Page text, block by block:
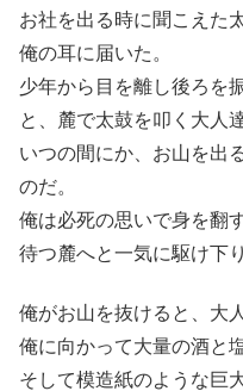
お社を出る時に聞こえた
俺の耳に届いた。
少年から目を離し後ろを
と、麓で太鼓を叩く大人
いつの間にか、お山を出
のだ。
俺は必死の思いで身を翻
待つ麓へと一気に駆け下り
俺がお山を抜けると、大
俺に向かって大量の酒と
そして模造紙のような巨